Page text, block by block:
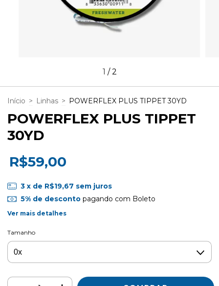
1 /2
Início > Linhas > POWERFLEX PLUS TIPPET 30YD
POWERFLEX PLUS TIPPET
30YD
R$59,00
3 x de R$19,67 sem juros
5% de descontopagando com Boleto
Ver mais detalhes
Tamanho